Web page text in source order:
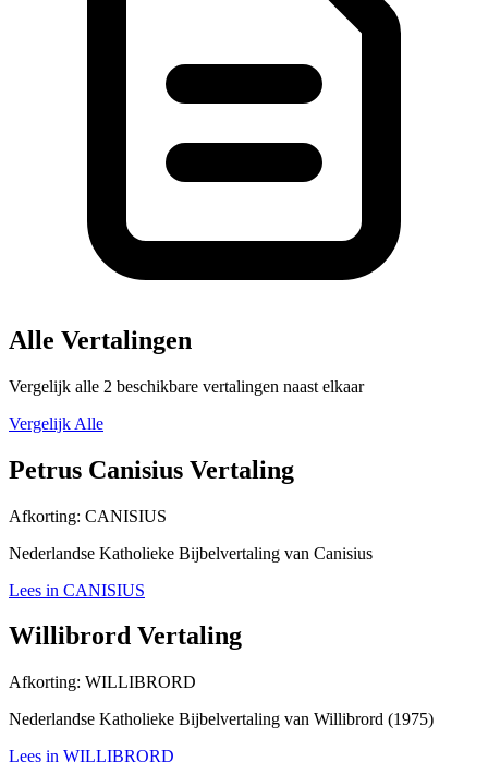
Alle Vertalingen
Vergelijk alle 2 beschikbare vertalingen naast elkaar
Vergelijk Alle
Petrus Canisius Vertaling
Afkorting: CANISIUS
Nederlandse Katholieke Bijbelvertaling van Canisius
Lees in CANISIUS
Willibrord Vertaling
Afkorting: WILLIBRORD
Nederlandse Katholieke Bijbelvertaling van Willibrord (1975)
Lees in WILLIBRORD